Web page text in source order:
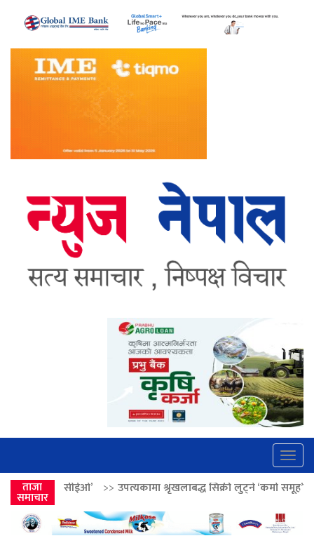
ताजा
समाचार
>>उपत्यकामा श्रृंखलाबद्ध सिक्री लुट्ने ‘कर्मा समूह’का नाइकेसहित पाँच